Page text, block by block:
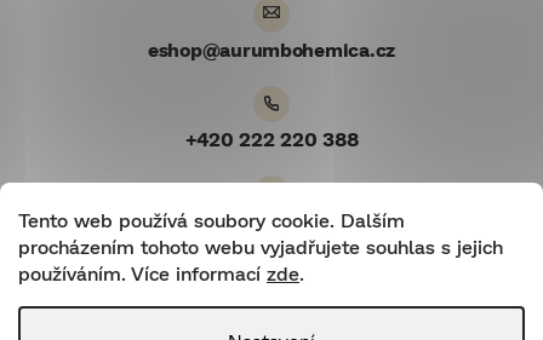
Tento web používá soubory cookie. Dalším
procházením tohoto webu vyjadřujete souhlas s jejich
používáním. Více informací zde.
eshop@aurumbohemica.cz
+420 222 220 388
Youtube